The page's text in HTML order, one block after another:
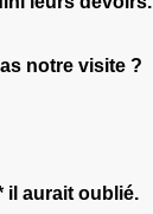
notre visite ?
il aurait oublié.